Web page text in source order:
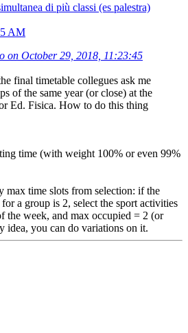
di più classi (es palestra)
AM
on October 29, 2018, 11:23:45
final timetable collegues ask me
of the same year (or close) at the
Ed. Fisica. How to do this thing
time (with weight 100% or even 99%
max time slots from selection: if the
a group is 2, select the sport activities
the week, and max occupied = 2 (or
idea, you can do variations on it.